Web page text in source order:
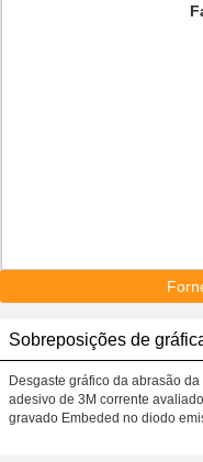
Sobreposições de
Desgaste gráfico da abrasão
adesivo de 3M corrente
gravado Embeded no diodo